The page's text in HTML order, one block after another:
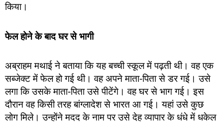
किया।
फेल होने के बाद घर से भागी
अब्राहम मथाई ने बताया कि यह बच्ची स्कूल में पढ़ती थी। वह एक
सब्जेक्ट में फेल हो गई थी। वह अपने माता-पिता से डर गई। उसे
लगा कि उसके माता-पिता उसे पीटेंगे। वह घर से भाग गई। इस
दौरान वह किसी तरह बांग्लादेश से भारत आ गई। यहां उसे कुछ
लोग मिले। उन्होंने मदद के नाम पर उसे देह व्यापार के धंधे में धकेल